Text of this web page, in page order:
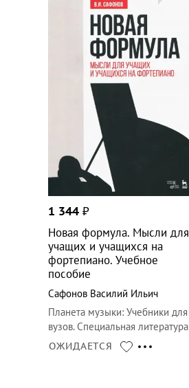
1 344₽
Новая формула. Мысли для
учащих и учащихся на
фортепиано. Учебное
пособие
Сафонов Василий Ильич
Планета музыки:Учебники для
вузов. Специальная литература
ОЖИДАЕТСЯ